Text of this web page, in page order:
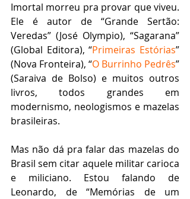
Imortal morreu pra provar que viveu.
Ele é autor de “Grande Sertão:
Veredas” (José Olympio), “Sagarana”
(Global Editora), “Primeiras Estórias”
(Nova Fronteira), “O Burrinho Pedrês”
(Saraiva de Bolso) e muitos outros
livros, todos grandes em
modernismo, neologismos e mazelas
brasileiras.
Mas não dá pra falar das mazelas do
Brasil sem citar aquele militar carioca
e miliciano. Estou falando de
Leonardo, de “Memórias de um